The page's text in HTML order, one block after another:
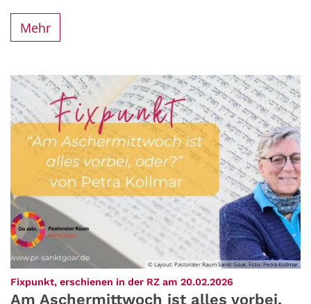
Mehr
© Layout: Pastoraler Raum Sankt Goar, Foto: Petra Kollmar
Fixpunkt, erschienen in der RZ am 20.02.2026
Am Aschermittwoch ist alles vorbei,